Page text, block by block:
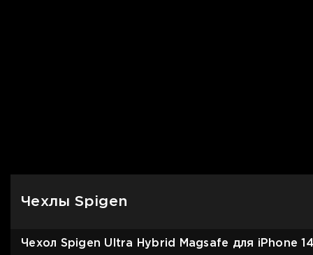
Чехлы Spigen
Чехол Spigen Ultra Hybrid Magsafe для iPhone